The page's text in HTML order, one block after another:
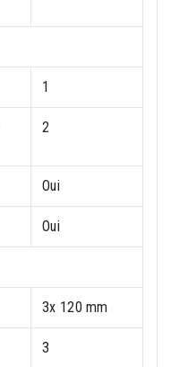
1
2
Oui
Oui
3x 120 mm
3